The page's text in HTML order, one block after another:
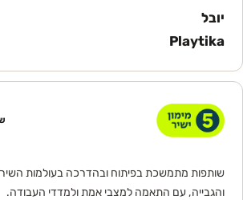
יובל
Playtika
שותפות מתמשכת בפיתוח ובהדרכה בעולמות
והגבייה, עם התאמה למצבי אמת ולמדדי העבודה.